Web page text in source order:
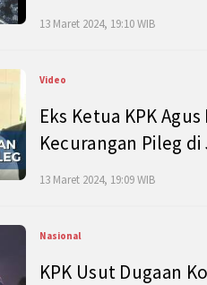
13 Maret 2024, 19:10 WIB
Video
Eks Ketua KPK
Kecurangan Pileg
13 Maret 2024, 19:09 WIB
Nasional
KPK Usut Dugaan